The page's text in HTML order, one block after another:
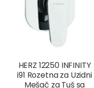
HERZ 12250 INFINITY
i91 Rozetna za Uzidni
Mešač za Tuš sa